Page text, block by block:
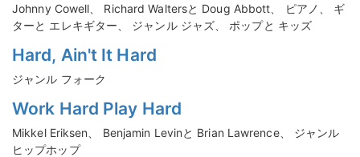
Johnny Cowell、 Richard Waltersと Doug Abbott、 ピアノ、 ギ
ターと エレキギター、 ジャンル ジャズ、 ポップと キッズ
Hard, Ain't It Hard
ジャンル フォーク
Work Hard Play Hard
Mikkel Eriksen、 Benjamin Levinと Brian Lawrence、 ジャンル
ヒップホップ